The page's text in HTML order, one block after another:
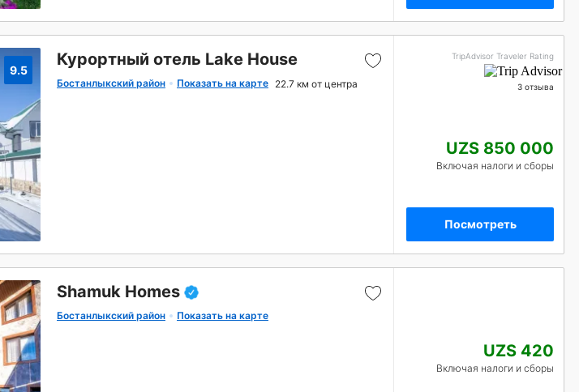
9.5
Курортный отель Lake House
Бостанлыкский район Показать на карте 22.7 км от центра
TripAdvisor Traveler Rating
3 отзыва
UZS 850 000
Включая налоги и сборы
Посмотреть
Shamuk Homes
Бостанлыкский район Показать на карте
UZS 420
Включая налоги и сборы